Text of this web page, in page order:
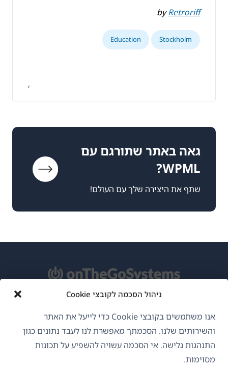
ניהול הסכמה לקובצי Cookie
אנו משתמשים בקובצי Cookie כדי לייעל את האתר
והשירותים שלנו. הסכמתך מאפשרת לנו לעבד נתונים כגון
התנהגות גלישה. אי הסכמה עשויה להשפיע על תכונות
מסוימות.
byRetroriff
Stockholm
Education
,
גאה באתר שתורגם עם
WPML?
שתף את היצירה שלך עם העולם!
GDPR ומדיניות פרטיות
הצטרף לצוות שלנו(נפתח